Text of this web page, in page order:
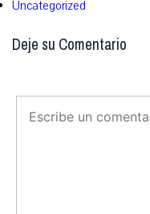
Uncategorized
Deje su Comentario